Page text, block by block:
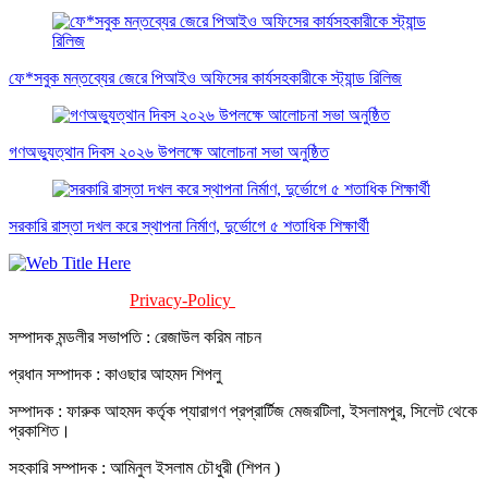
ফে*সবুক মন্তব্যের জেরে পিআইও অফিসের কার্যসহকারীকে স্ট্যান্ড রিলিজ
গণঅভ্যুত্থান দিবস ২০২৬ উপলক্ষে আলোচনা সভা অনুষ্ঠিত
সরকারি রাস্তা দখল করে স্থাপনা নির্মাণ, দুর্ভোগে ৫ শতাধিক শিক্ষার্থী
Privacy-Policy
সম্পাদক মন্ডলীর সভাপতি : রেজাউল করিম নাচন
প্রধান সম্পাদক : কাওছার আহমদ শিপলু
সম্পাদক : ফারুক আহমদ কর্তৃক প্যারাগণ প্রপ্রার্টিজ মেজরটিলা, ইসলামপুর, সিলেট থেকে
প্রকাশিত।
সহকারি সম্পাদক : আমিনুল ইসলাম চৌধুরী (শিপন )